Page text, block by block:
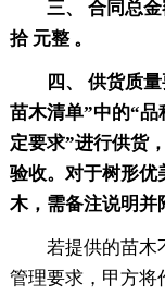
三、 合同总
拾 元整 。
四、 供货质
苗木清单”中的“
定要求”进行供货
验收。对于树形优
木，需备注说明并
若提供的苗木
管理要求，甲方将